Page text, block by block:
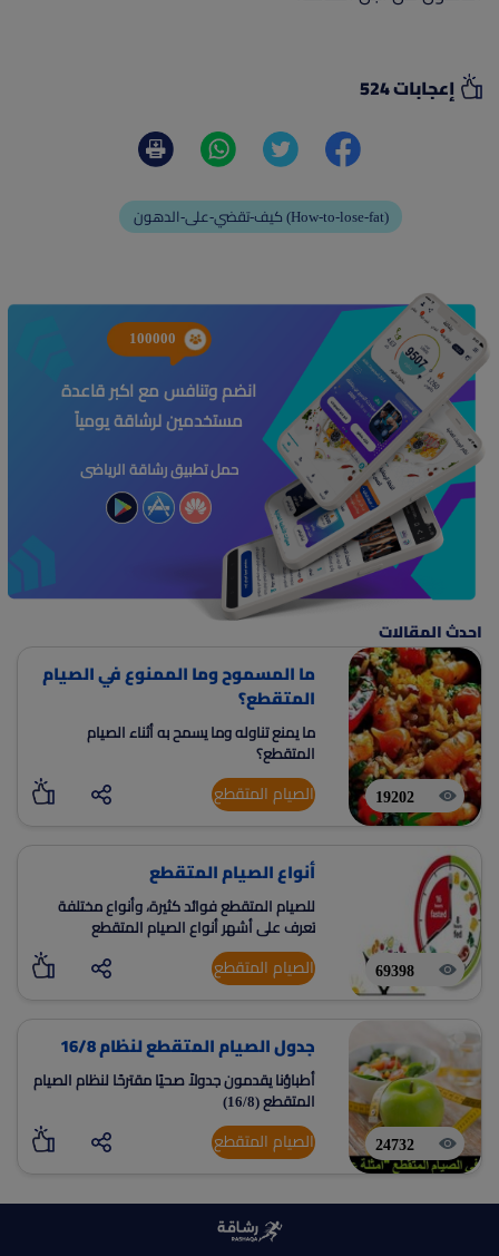
إعجابات 524
كيف-تقضي-على-الدهون (How-to-lose-fat)
100000
انضم وتنافس مع اكبر قاعدة
مستخدمين لرشاقة يومياً
حمل تطبيق رشاقة الرياضى
احدث المقالات
19202
ما المسموح وما الممنوع في الصيام
المتقطع؟
ما يمنع تناوله وما يسمح به أثناء الصيام
المتقطع؟
الصيام المتقطع
69398
أنواع الصيام المتقطع
للصيام المتقطع فوائد كثيرة، وأنواع مختلفة
تعرف على أشهر أنواع الصيام المتقطع
الصيام المتقطع
24732
جدول الصيام المتقطع لنظام 16/8
أطباؤنا يقدمون جدولاً صحيًا مقترحًا لنظام الصيام
المتقطع (16/8)
الصيام المتقطع